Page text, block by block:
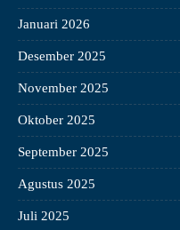
Januari 2026
Desember 2025
November 2025
Oktober 2025
September 2025
Agustus 2025
Juli 2025